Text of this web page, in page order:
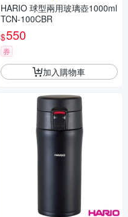
HARIO 球型兩用玻璃壺1000ml
TCN-100CBR
$550
券
加入購物車